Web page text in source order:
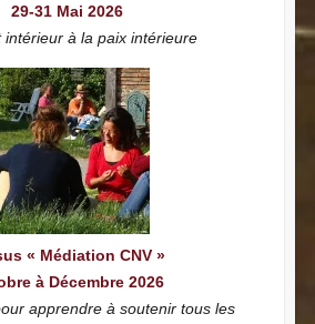
29-31 Mai 2026
intérieur à la paix intérieure
« Médiation CNV »
à Décembre 2026
apprendre à soutenir tous les